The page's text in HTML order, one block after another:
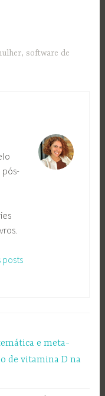
,software de
pós-
posts
e meta-
de vitamina D na